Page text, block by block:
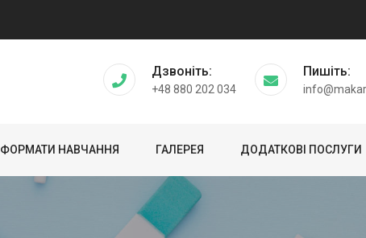
Дзвоніть:
+48 880 202 034
Пишіть:
ФОРМАТИ НАВЧАННЯ ГАЛЕРЕЯ ДОДАТКОВІ ПОСЛУГИ